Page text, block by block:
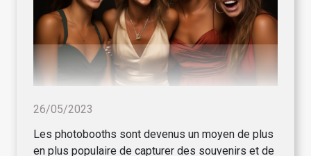
26/05/2023
Les photobooths sont devenus un moyen de plus
en plus populaire de capturer des souvenirs et de